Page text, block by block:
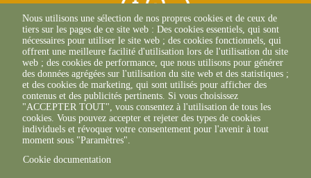
2, Esplanade Roland
Garros
51 100 REIMS
03.26.77.36.70
Nous utilisons une sélection de nos propres cookies et de ceux de
tiers sur les pages de ce site web : Des cookies essentiels, qui sont
nécessaires pour utiliser le site web ; des cookies fonctionnels, qui
offrent une meilleure facilité d'utilisation lors de l'utilisation du site
web ; des cookies de performance, que nous utilisons pour générer
des données agrégées sur l'utilisation du site web et des statistiques ;
et des cookies de marketing, qui sont utilisés pour afficher des
contenus et des publicités pertinents. Si vous choisissez
"ACCEPTER TOUT", vous consentez à l'utilisation de tous les
cookies. Vous pouvez accepter et rejeter des types de cookies
individuels et révoquer votre consentement pour l'avenir à tout
moment sous "Paramètres".
Cookie documentation